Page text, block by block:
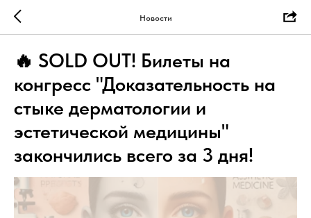
Новости
🔥 SOLD OUT! Билеты на
конгресс "Доказательность на
стыке дерматологии и
эстетической медицины"
закончились всего за 3 дня!